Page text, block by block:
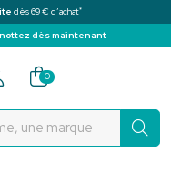
dès 69 € d’achat*
dès maintenant
des Rochettes Votre
0